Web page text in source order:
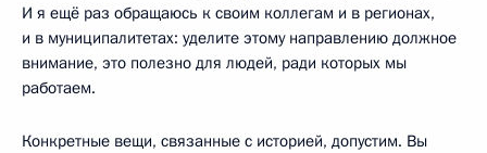
И я ещё раз обращаюсь к своим коллегам и в регионах,
и в муниципалитетах: уделите этому направлению должное
внимание, это полезно для людей, ради которых мы
работаем.
Конкретные вещи, связанные с историей, допустим. Вы